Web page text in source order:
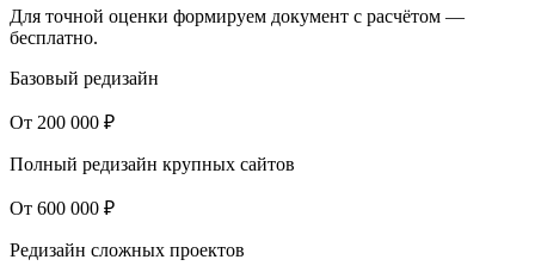
Для точной оценки формируем документ с расчётом —
бесплатно.
Базовый редизайн
От 200 000 ₽
Полный редизайн крупных сайтов
От 600 000 ₽
Редизайн сложных проектов